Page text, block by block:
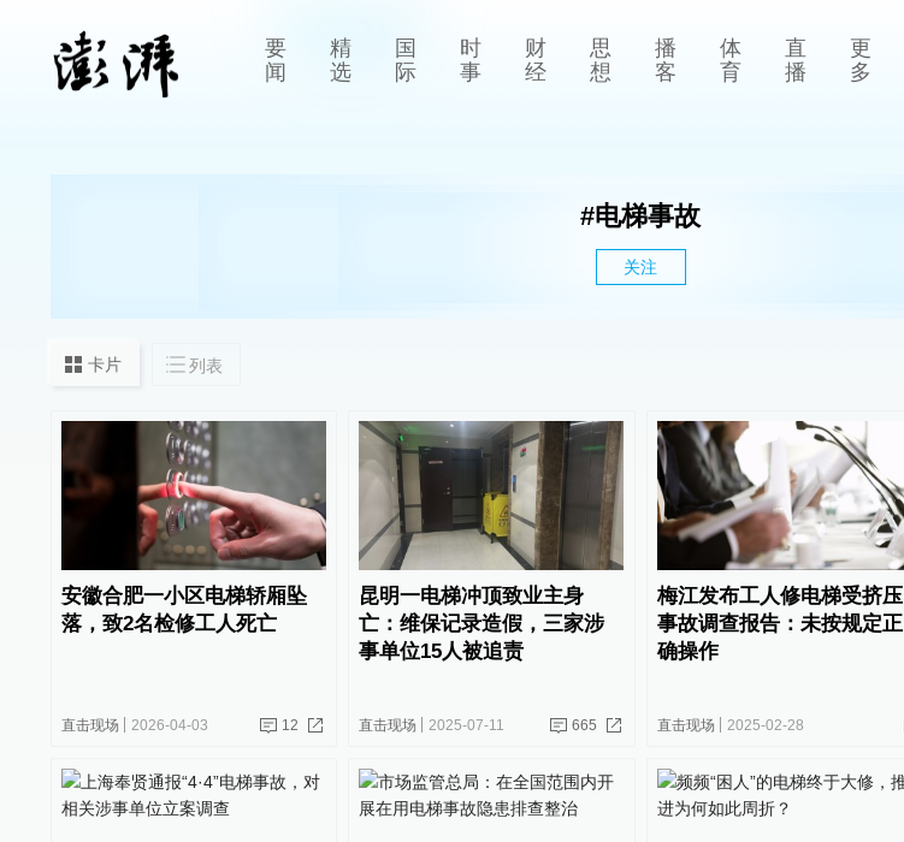
要
闻
精
选
国
际
时
事
财
经
思
想
播
客
体
育
直
播
更
多
#电梯事故
关注
卡片 列表
安徽合肥一小区电梯轿厢坠
落，致2名检修工人死亡
直击现场 2026-04-03 12
昆明一电梯冲顶致业主身
亡：维保记录造假，三家涉
事单位15人被追责
直击现场 2025-07-11 665
梅江发布工人修电梯受挤压
事故调查报告：未按规定正
确操作
直击现场 2025-02-28